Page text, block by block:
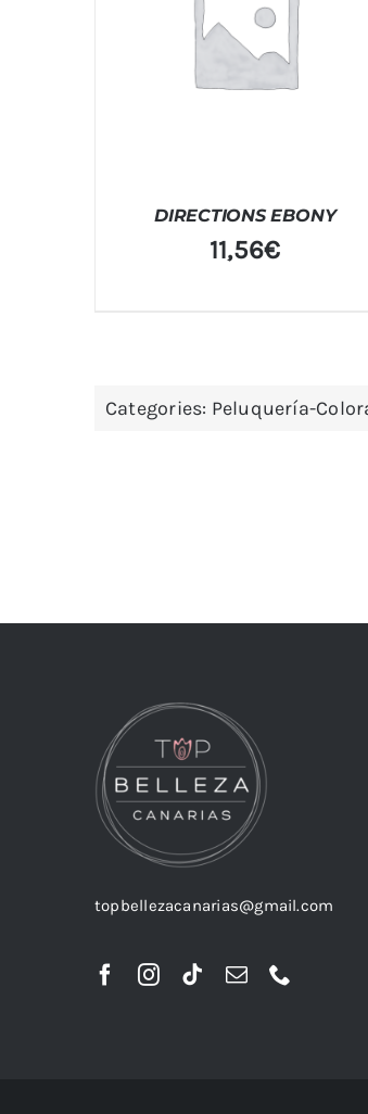
DIRECTIONS EBONY
11,56€
Categories: Peluquería-
topbellezacanarias@gmail.com